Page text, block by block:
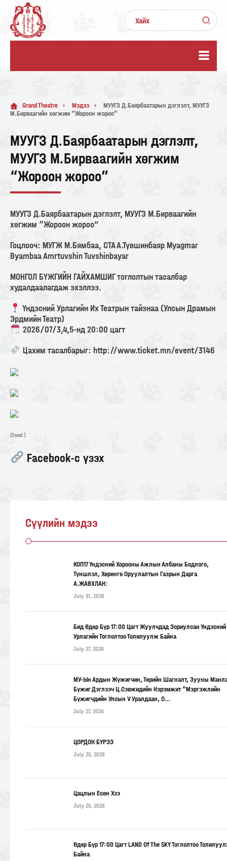
Grand Theatre Мэдээ
МУУГЗ Д.Баярбаатарын дэглэлт, МУУГЗ
М.Бирваагийн хөгжим “Жороон жороо”
МУУГЗ Д.Баярбаатарын дэглэлт,
МУУГЗ М.Бирваагийн хөгжим
“Жороон жороо”
МУУГЗ Д.Баярбаатарын дэглэлт, МУУГЗ М.Бирваагийн
хөгжим “Жороон жороо”
Гоцлооч: МУГЖ М.Бямбаа, СТА А.Түвшинбаяр Myagmar
Byambaa Amrtuvshin Tuvshinbayar
МОНГОЛ БҮЖГИЙН ГАЙХАМШИГ тоглолтын тасалбар
худалдаалагдаж эхэллээ.
Үндэсний Урлагийн Их Театрын тайзнаа (Улсын Драмын
Эрдмийн Театр)
2026/07/3,4,5-нд 20:00 цагт
Цахим тасалбарыг: http://www.ticket.mn/event/3146
(Feed )
Facebook-с үзэх
Сүүлийн мэдээ
КОП17 Үндэсний Хорооны Ажлын Албаны Бодлого,
Түншлэл, Хөрөнгө Оруулалтын Газрын Дарга
А.ЖАВХЛАН:
July 31, 2026
Бид Өдөр Бүр 17:00 Цагт Жуулчдад Зориулсан Үндэсний
Урлагийн Тоглолтоо Толилуулж Байна
July 27, 2026
МУ-Ын Ардын Жүжигчин, Төрийн Шагналт, Зууны
Бүжиг Дэглээч Ц.Сэвжидийн Нэрэмжит “Мэргэжлийн
Бүжигчдийн Улсын V Уралдаан, О…
July 27, 2026
ЦОРДОН БҮРЭЭ
July 25, 2026
Цацлын Есөн Хээ
July 25, 2026
Өдөр Бүр 17:00 Цагт LAND Of The SKY Тоглолтоо
Байна